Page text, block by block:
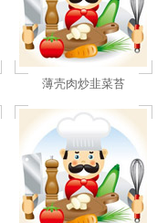
薄壳肉炒韭菜苔